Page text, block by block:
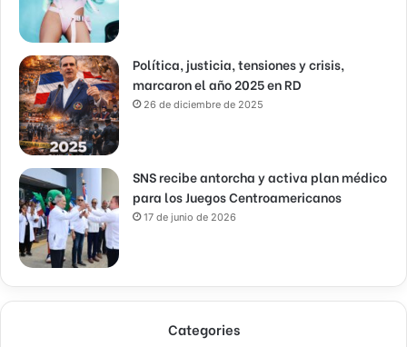
Política, justicia, tensiones y crisis,
marcaron el año 2025 en RD
26 de diciembre de 2025
SNS recibe antorcha y activa plan médico
para los Juegos Centroamericanos
17 de junio de 2026
Categories